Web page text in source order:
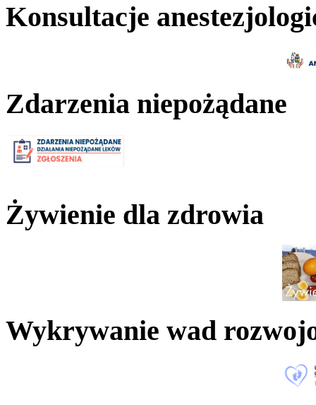
Konsultacje
Zdarzenia niepożądane
Żywienie dla zdrowia
Wykrywanie wad